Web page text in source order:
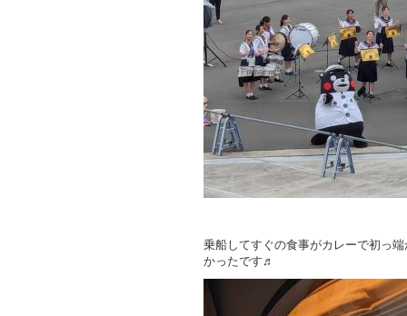
乗船してすぐの食事がカレーで初っ
かったです♬